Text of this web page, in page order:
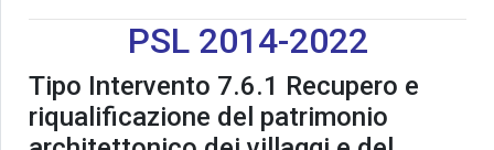
PSL 2014-2022
Tipo Intervento 7.6.1 Recupero e
riqualificazione del patrimonio